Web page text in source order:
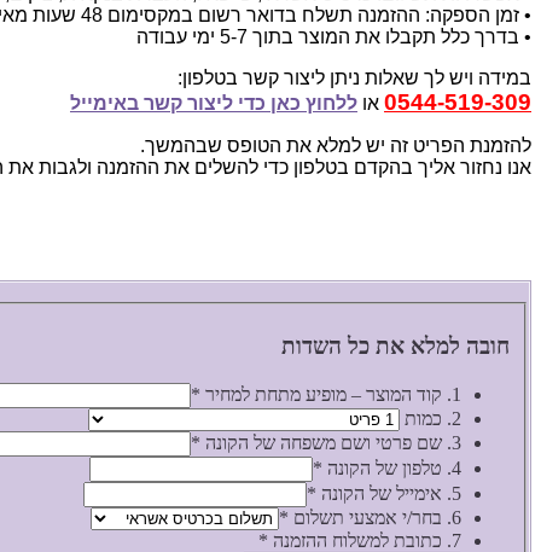
• זמן הספקה: ההזמנה תשלח בדואר רשום במקסימום 48 שעות מאישור ההזמנה
• בדרך כלל תקבלו את המוצר בתוך 5-7 ימי עבודה
במידה ויש לך שאלות ניתן ליצור קשר בטלפון:
0544-519-309 או ללחוץ כאן כדי ליצור קשר באימייל
להזמנת הפריט זה יש למלא את הטופס שבהמשך.
אנו נחזור אליך בהקדם בטלפון כדי להשלים את ההזמנה ולגבות
חובה למלא את כל השדות
1. קוד המוצר – מופיע מתחת למחיר
*
2. כמות
3. שם פרטי ושם משפחה של הקונה
*
4. טלפון של הקונה
*
5. אימייל של הקונה
*
6. בחר/י אמצעי תשלום
*
7. כתובת למשלוח ההזמנה
*